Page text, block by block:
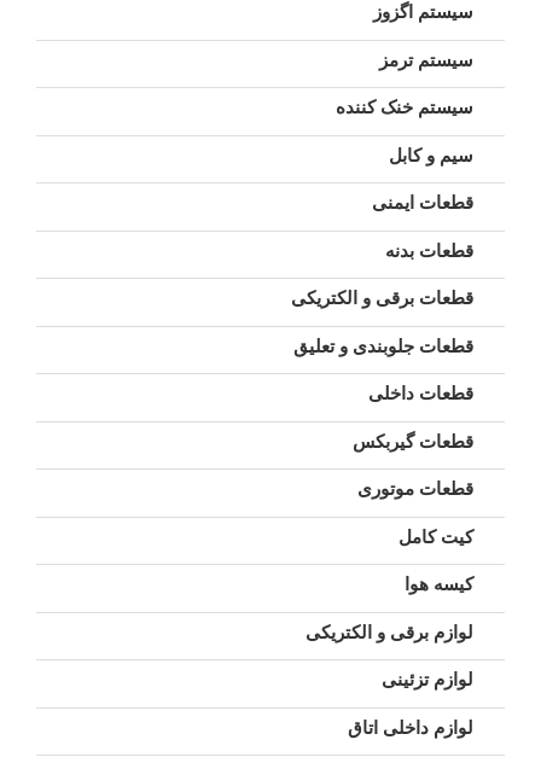
سیستم اگزوز
سیستم ترمز
سیستم خنک کننده
سیم و کابل
قطعات ایمنی
قطعات بدنه
قطعات برقی و الکتریکی
قطعات جلوبندی و تعلیق
قطعات داخلی
قطعات گیربکس
قطعات موتوری
کیت کامل
کیسه هوا
لوازم برقی و الکتریکی
لوازم تزئینی
لوازم داخلی اتاق